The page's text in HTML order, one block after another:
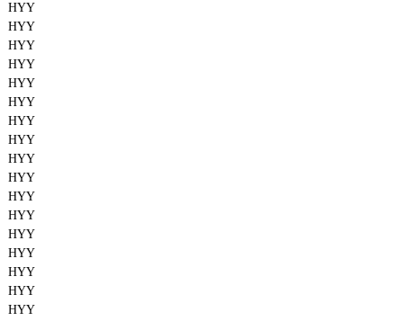
HYY
HYY
HYY
HYY
HYY
HYY
HYY
HYY
HYY
HYY
HYY
HYY
HYY
HYY
HYY
HYY
HYY